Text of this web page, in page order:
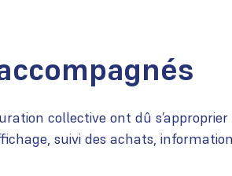
collective ont dû
suivi des achats,